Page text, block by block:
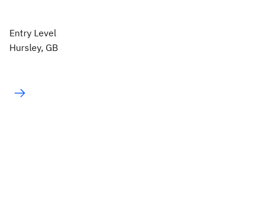
Entry Level
Hursley, GB